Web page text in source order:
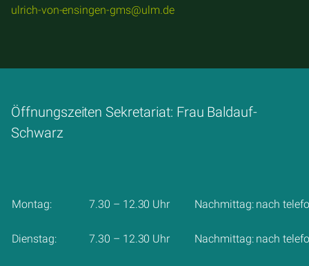
ulrich-von-ensingen-gms@ulm.de
Öffnungszeiten Sekretariat: Frau Baldauf-
Schwarz
Montag: 7.30 – 12.30 Uhr Nachmittag: nach
Dienstag: 7.30 – 12.30 Uhr Nachmittag: nach